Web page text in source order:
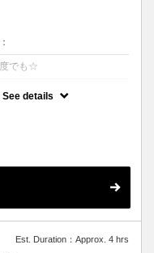
でも☆
See details
Est. Duration：Approx. 4 hrs